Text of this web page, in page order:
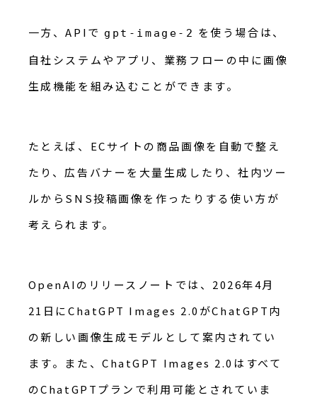
一方、APIで gpt-image-2 を使う場合は、
自社システムやアプリ、業務フローの中に画像
生成機能を組み込むことができます。
たとえば、ECサイトの商品画像を自動で整え
たり、広告バナーを大量生成したり、社内ツー
ルからSNS投稿画像を作ったりする使い方が
考えられます。
OpenAIのリリースノートでは、2026年4月
21日にChatGPT Images 2.0がChatGPT内
の新しい画像生成モデルとして案内されてい
ます。また、ChatGPT Images 2.0はすべて
のChatGPTプランで利用可能とされていま